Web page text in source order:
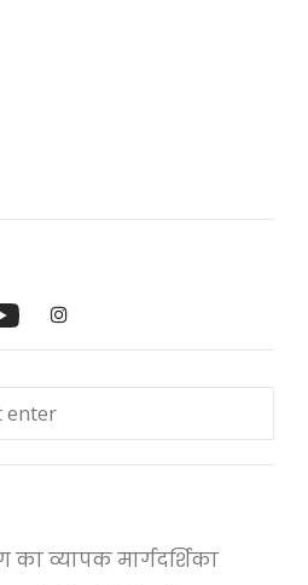
का व्यापक मार्गदर्शिका